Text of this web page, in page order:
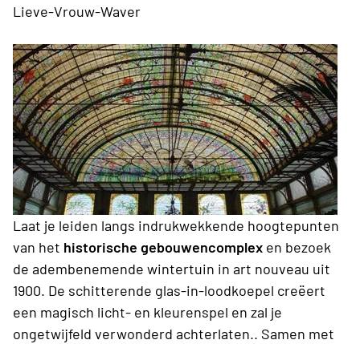
Lieve-Vrouw-Waver
Laat je leiden langs indrukwekkende hoogtepunten
van het historische gebouwencomplex en bezoek
de adembenemende wintertuin in art nouveau uit
1900. De schitterende glas-in-loodkoepel creëert
een magisch licht- en kleurenspel en zal je
ongetwijfeld verwonderd achterlaten.. Samen met